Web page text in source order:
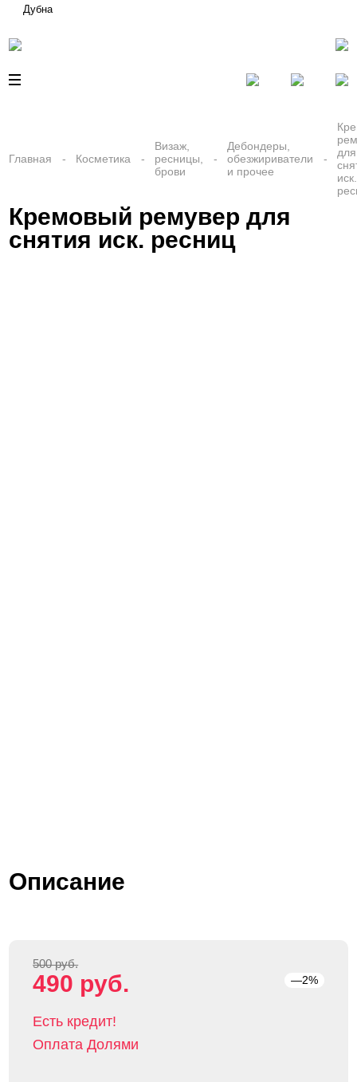
Дубна
Главная Косметика
Визаж,
ресницы,
брови
Дебондеры,
обезжириватели
и прочее
для
иск.
Кремовый ремувер для
снятия иск. ресниц
Описание
500 руб.
490 руб. —2%
Есть кредит!
Оплата Долями